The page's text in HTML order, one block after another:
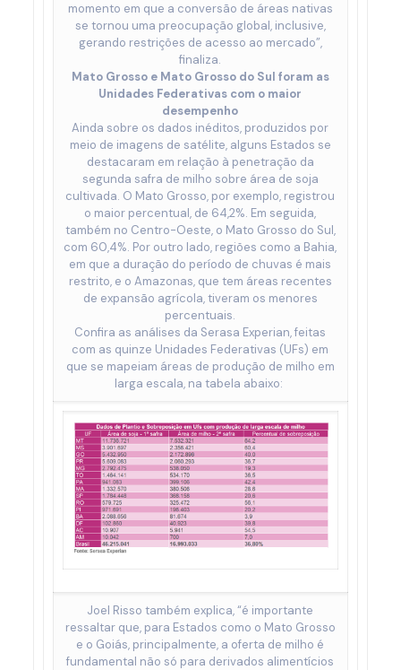
momento em que a conversão de áreas nativas
se tornou uma preocupação global, inclusive,
gerando restrições de acesso ao mercado”,
finaliza.
Mato Grosso e Mato Grosso do Sul foram as
Unidades Federativas com o maior
desempenho
Ainda sobre os dados inéditos, produzidos por
meio de imagens de satélite, alguns Estados se
destacaram em relação à penetração da
segunda safra de milho sobre área de soja
cultivada. O Mato Grosso, por exemplo, registrou
o maior percentual, de 64,2%. Em seguida,
também no Centro-Oeste, o Mato Grosso do Sul,
com 60,4%. Por outro lado, regiões como a Bahia,
em que a duração do período de chuvas é mais
restrito, e o Amazonas, que tem áreas recentes
de expansão agrícola, tiveram os menores
percentuais.
Confira as análises da Serasa Experian, feitas
com as quinze Unidades Federativas (UFs) em
que se mapeiam áreas de produção de milho em
larga escala, na tabela abaixo:
Joel Risso também explica, “é importante
ressaltar que, para Estados como o Mato Grosso
e o Goiás, principalmente, a oferta de milho é
fundamental não só para derivados alimentícios